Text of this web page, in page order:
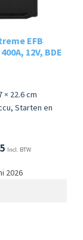
EFB
12V, BDE
× 22.6 cm
Starten en
Incl. BTW
2026